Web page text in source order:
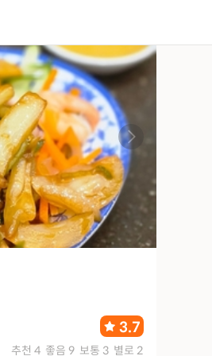
3.7
추천 4 좋음 9 보통 3 별로 2